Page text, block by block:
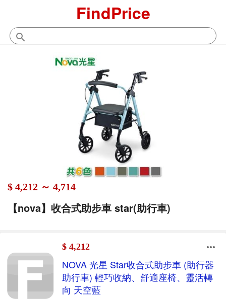
FindPrice
$ 4,212 ～ 4,714
【nova】收合式助步車 star(助行車)
$ 4,212
NOVA 光星 Star收合式助步車 (助行器
助行車) 輕巧收納、舒適座椅、靈活轉
向 天空藍